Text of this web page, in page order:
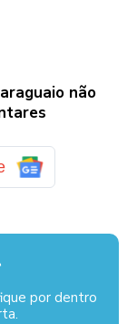
não
por dentro